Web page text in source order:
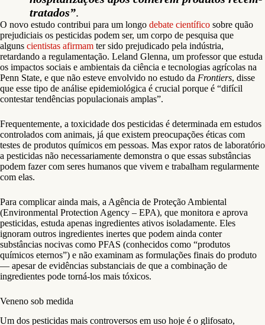
tratados”.
O novo estudo contribui para um longo debate científico sobre quão
prejudiciais os pesticidas podem ser, um corpo de pesquisa que
alguns cientistas afirmam ter sido prejudicado pela indústria,
retardando a regulamentação. Leland Glenna, um professor que estuda
os impactos sociais e ambientais da ciência e tecnologias agrícolas na
Penn State, e que não esteve envolvido no estudo da Frontiers, disse
que esse tipo de análise epidemiológica é crucial porque é “difícil
contestar tendências populacionais amplas”.
Frequentemente, a toxicidade dos pesticidas é determinada em estudos
controlados com animais, já que existem preocupações éticas com
testes de produtos químicos em pessoas. Mas expor ratos de laboratório
a pesticidas não necessariamente demonstra o que essas substâncias
podem fazer com seres humanos que vivem e trabalham regularmente
com elas.
Para complicar ainda mais, a Agência de Proteção Ambiental
(Environmental Protection Agency – EPA), que monitora e aprova
pesticidas, estuda apenas ingredientes ativos isoladamente. Eles
ignoram outros ingredientes inertes que podem ainda conter
substâncias nocivas como PFAS (conhecidos como “produtos
químicos eternos”) e não examinam as formulações finais do produto
— apesar de evidências substanciais de que a combinação de
ingredientes pode torná-los mais tóxicos.
Veneno sob medida
Um dos pesticidas mais controversos em uso hoje é o glifosato,